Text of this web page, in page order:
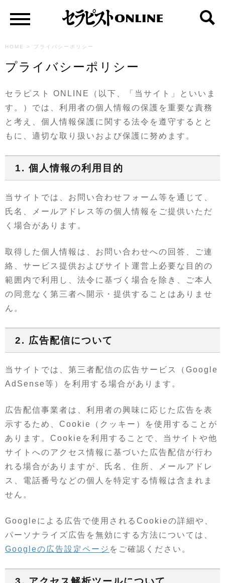
HOME > プライバシーポリシー
プライバシーポリシー
セラピスト ONLINE（以下、「当サイト」といいま
す。）では、利用者の個人情報の保護を重要な責務
と考え、個人情報保護に関する法令を遵守するとと
もに、適切な取り扱いおよび保護に努めます。
1. 個人情報の利用目的
当サイトでは、お問い合わせフォーム等を通じて、
氏名、メールアドレス等の個人情報をご提供いただ
く場合があります。
取得した個人情報は、お問い合わせへの回答、ご連
絡、サービス提供およびサイト運営上必要な目的の
範囲内で利用し、法令に基づく場合を除き、ご本人
の同意なく第三者へ開示・提供することはありませ
ん。
2. 広告配信について
当サイトでは、第三者配信の広告サービス（Google
AdSense等）を利用する場合があります。
広告配信事業者は、利用者の興味に応じた広告を表
示するため、Cookie（クッキー）を使用することが
あります。Cookieを利用することで、当サイトや他
サイトへのアクセス情報に基づいた広告配信が行わ
れる場合がありますが、氏名、住所、メールアドレ
ス、電話番号などの個人を特定する情報は含まれま
せん。
Googleによる広告で使用されるCookieの詳細や、
パーソナライズ広告を無効にする方法については、
Googleの広告設定ページ をご確認ください。